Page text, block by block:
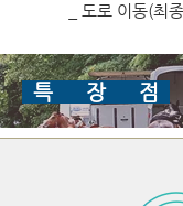
_ 도로 이동(최
특 장 점